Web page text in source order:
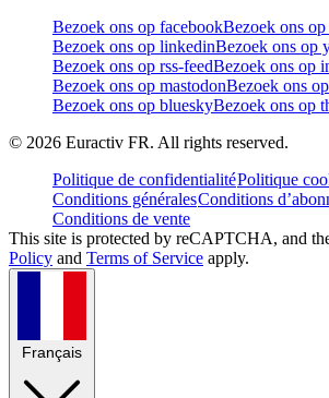
Bezoek ons op facebookBezoek ons
Bezoek ons op linkedinBezoek ons op
Bezoek ons op rss-feedBezoek ons op
Bezoek ons op mastodonBezoek ons
Bezoek ons op blueskyBezoek ons op
© 2026 Euractiv FR. All rights reserved.
Politique de confidentialitéPolitique
Conditions généralesConditions
Conditions de vente
This site is protected by reCAPTCHA, and
Policy and Terms of Service apply.
Français